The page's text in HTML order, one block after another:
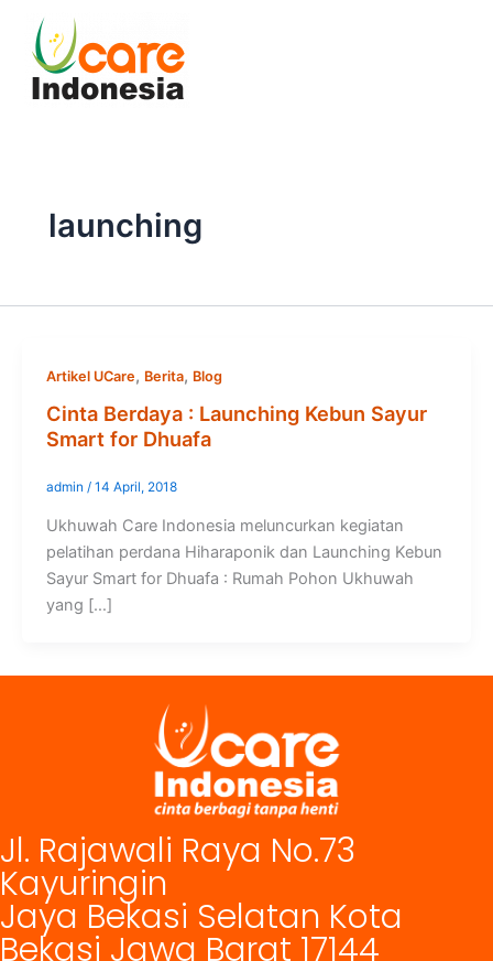
content
launching
Artikel UCare, Berita, Blog
Cinta Berdaya : Launching Kebun Sayur
Smart for Dhuafa
admin / 14 April, 2018
Ukhuwah Care Indonesia meluncurkan kegiatan
pelatihan perdana Hiharaponik dan Launching Kebun
Sayur Smart for Dhuafa : Rumah Pohon Ukhuwah
yang […]
Jl. Rajawali Raya No.73
Kayuringin
Jaya Bekasi Selatan Kota
Bekasi Jawa Barat 17144